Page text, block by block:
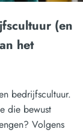
(en
het
bedrijfscultuur.
die bewust
Volgens